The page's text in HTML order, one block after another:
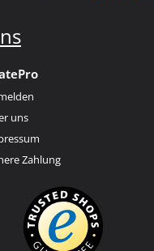
uns
Zahlung